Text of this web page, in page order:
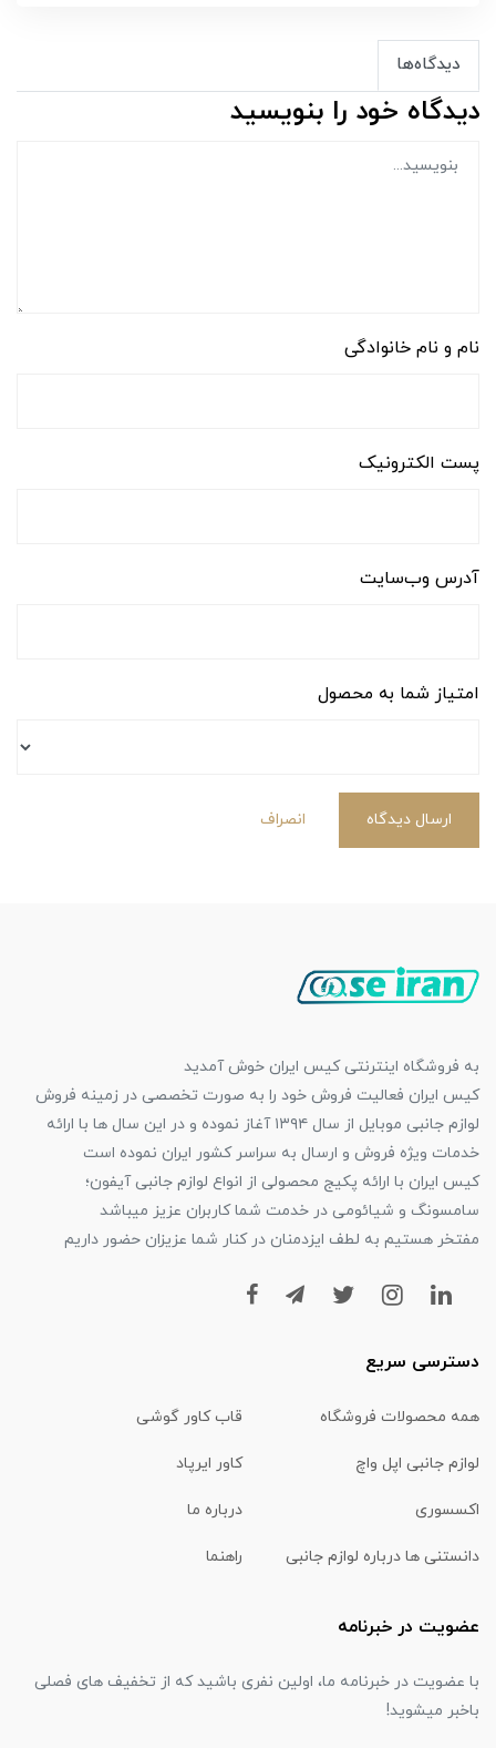
دیدگاه‌ها
دیدگاه خود را بنویسید
نام و نام خانوادگی
پست الکترونیک
آدرس وب‌سایت
امتیاز شما به محصول
ارسال دیدگاه انصراف
به فروشگاه اینترنتی کیس ایران خوش آمدید
کیس ایران فعالیت فروش خود را به صورت تخصصی در زمینه فروش
لوازم جانبی موبایل از سال ۱۳۹۴ آغاز نموده و در این سال ها با ارائه
خدمات ویژه فروش و ارسال به سراسر کشور ایران نموده است
کیس ایران با ارائه پکیج محصولی از انواع لوازم جانبی آیفون؛
سامسونگ و شیائومی در خدمت شما کاربران عزیز میباشد
مفتخر هستیم به لطف ایزدمنان در کنار شما عزیزان حضور داریم
دسترسی سریع
همه محصولات فروشگاه قاب کاور گوشی
لوازم جانبی اپل واچ کاور ایرپاد
اکسسوری درباره ما
دانستنی ها درباره لوازم جانبی راهنما
عضویت در خبرنامه
با عضویت در خبرنامه ما، اولین نفری باشید که از تخفیف های فصلی
باخبر میشوید!